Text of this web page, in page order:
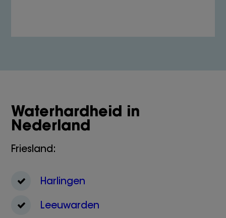
Waterhardheid in
Nederland
Friesland:
Harlingen
Leeuwarden